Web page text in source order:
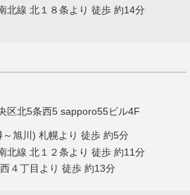
北線 北１８条より 徒歩 約14分
区北5条西5 sapporo55ビル4F
旭川) 札幌より 徒歩 約5分
北線 北１２条より 徒歩 約11分
４丁目より 徒歩 約13分